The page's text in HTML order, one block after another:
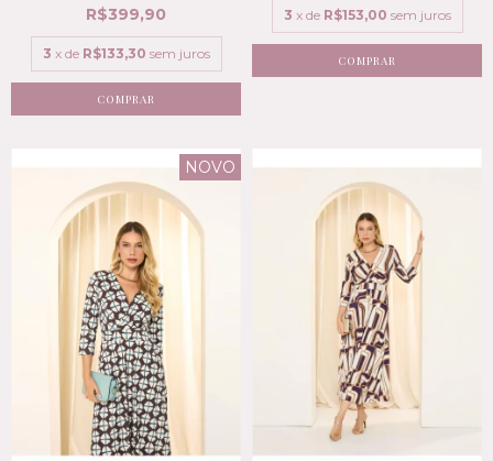
R$399,90
3 x de R$133,30 sem juros
COMPRAR
3 x de R$153,00 sem juros
COMPRAR
NOVO